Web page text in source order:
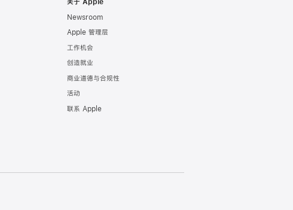
关于 Apple
Newsroom
Apple 管理层
工作机会
创造就业
商业道德与合规性
活动
联系 Apple